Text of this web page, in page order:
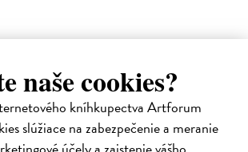
naše cookies?
kníhkupectva Artforum
slúžiace na zabezpečenie a meranie